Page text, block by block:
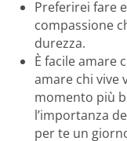
Preferirei fare
compassione
durezza.
È facile amare
amare chi vive
momento più
l’importanza
per te un